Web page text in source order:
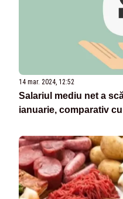
14 mar. 2024, 12:52
Salariul mediu net a
ianuarie, comparativ